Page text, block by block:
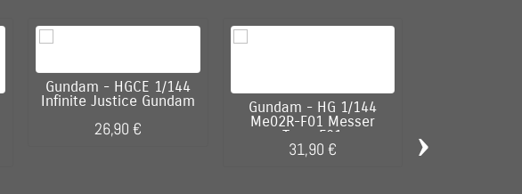
Gundam - HGCE 1/144
Infinite Justice Gundam
26,90 €
Gundam - HG 1/144
Me02R-F01 Messer
Type-F01
31,90 € ›